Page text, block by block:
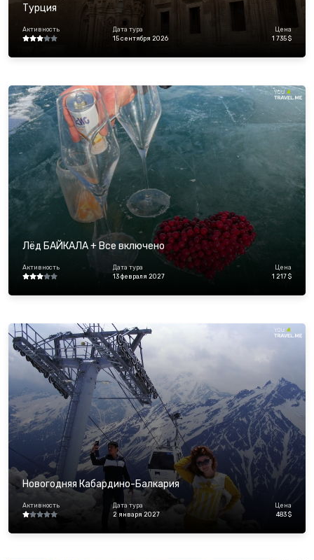
Турция
Активность
Дата тура
15 сентября 2026
Цена
1 735 $
Лёд БАЙКАЛА + Все включено
Активность
Дата тура
13 февраля 2027
Цена
1 217 $
Новогодняя Кабардино-Балкария
Активность
Дата тура
2 января 2027
Цена
483 $